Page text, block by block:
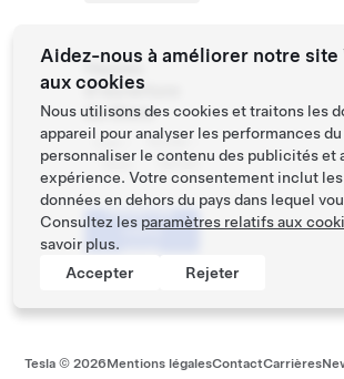
Heures
d'ouverture
du Store
Lun -
Dim
10:00 -
19:00
Réserver
votre
Tesla © 2026Mentions légalesContactCarrières
Aidez-nous à améliorer notre site
aux cookies
Nous utilisons des cookies et traitons les
appareil pour analyser les performances
personnaliser le contenu des publicités et
expérience. Votre consentement inclut
données en dehors du pays dans lequel
Consultez les paramètres relatifs aux
savoir plus.
Accepter
Rejeter